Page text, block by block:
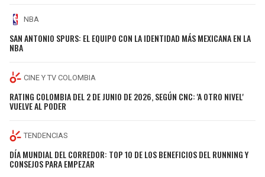
NBA
SAN ANTONIO SPURS: EL EQUIPO CON LA IDENTIDAD MÁS MEXICANA EN LA
NBA
CINE Y TV COLOMBIA
RATING COLOMBIA DEL 2 DE JUNIO DE 2026, SEGÚN CNC: 'A OTRO NIVEL'
VUELVE AL PODER
TENDENCIAS
DÍA MUNDIAL DEL CORREDOR: TOP 10 DE LOS BENEFICIOS DEL RUNNING Y
CONSEJOS PARA EMPEZAR